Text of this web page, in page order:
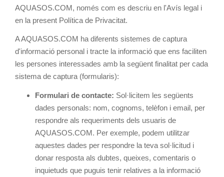
AQUASOS.COM, només com es descriu en l'Avís legal i
en la present Política de Privacitat.
A AQUASOS.COM ha diferents sistemes de captura
d'informació personal i tracte la informació que ens faciliten
les persones interessades amb la següent finalitat per cada
sistema de captura (formularis):
Formulari de contacte: Sol·licitem les següents
dades personals: nom, cognoms, telèfon i email, per
respondre als requeriments dels usuaris de
AQUASOS.COM. Per exemple, podem utilitzar
aquestes dades per respondre la teva sol·licitud i
donar resposta als dubtes, queixes, comentaris o
inquietuds que puguis tenir relatives a la informació